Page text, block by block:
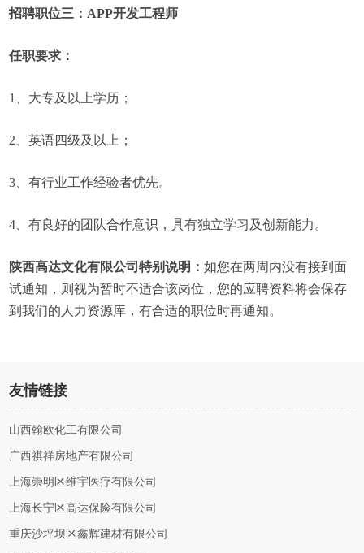
招聘职位三：APP开发工程师
任职要求：
1、大专及以上学历；
2、英语四级及以上；
3、有行业工作经验者优先。
4、有良好的团队合作意识，具有独立学习及创新能力。
陕西高达文化有限公司特别说明：如您在两周内没有接到面
试通知，则视为暂时不适合该岗位，您的应聘资料将会保存
到我们的人力资源库，有合适的职位时再通知。
友情链接
山西翰欧化工有限公司
广西祺祥房地产有限公司
上海崇明区维宇医疗有限公司
上海长宁区高达保险有限公司
重庆沙坪坝区鑫辉建材有限公司